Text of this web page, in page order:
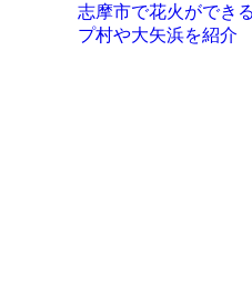
志摩市で花火ができ
プ村や大矢浜を紹介